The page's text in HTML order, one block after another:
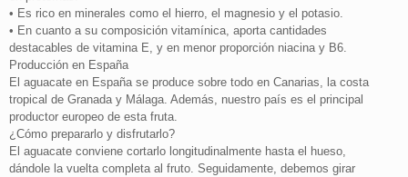
• Es rico en minerales como el hierro, el magnesio y el potasio.
• En cuanto a su composición vitamínica, aporta cantidades
destacables de vitamina E, y en menor proporción niacina y B6.
Producción en España
El aguacate en España se produce sobre todo en Canarias, la costa
tropical de Granada y Málaga. Además, nuestro país es el principal
productor europeo de esta fruta.
¿Cómo prepararlo y disfrutarlo?
El aguacate conviene cortarlo longitudinalmente hasta el hueso,
dándole la vuelta completa al fruto. Seguidamente, debemos girar